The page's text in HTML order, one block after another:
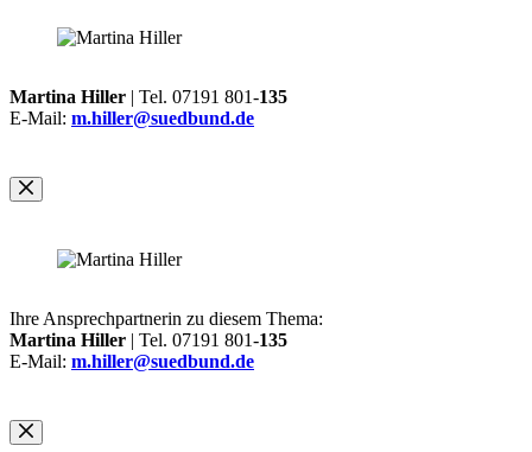
Martina Hiller | Tel. 07191 801-135
E-Mail: m.hiller@suedbund.de
Ihre Ansprechpartnerin zu diesem Thema:
Martina Hiller | Tel. 07191 801-135
E-Mail: m.hiller@suedbund.de